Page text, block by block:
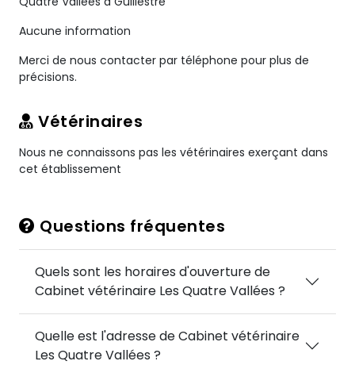
Aucune information
Merci de nous contacter par téléphone pour plus de
précisions.
Vétérinaires
Nous ne connaissons pas les vétérinaires exerçant dans
cet établissement
Questions fréquentes
Quels sont les horaires d'ouverture de
Cabinet vétérinaire Les Quatre Vallées ?
Quelle est l'adresse de Cabinet vétérinaire
Les Quatre Vallées ?